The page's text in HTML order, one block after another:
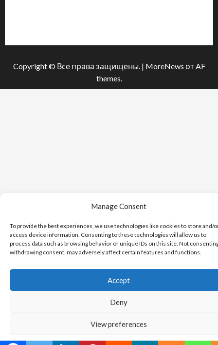
Manage Consent
To provide the best experiences, we use technologies like cookies to store and/
access device information. Consenting to these technologies will allow us to
process data such as browsing behavior or unique IDs on this site. Not
withdrawing consent, may adversely affect certain features and functions.
Accept
Deny
View preferences
Copyright © Все права защищены. | MoreNews от AF
themes.